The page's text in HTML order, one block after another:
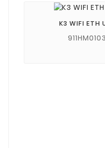
K3 WIFI ETH